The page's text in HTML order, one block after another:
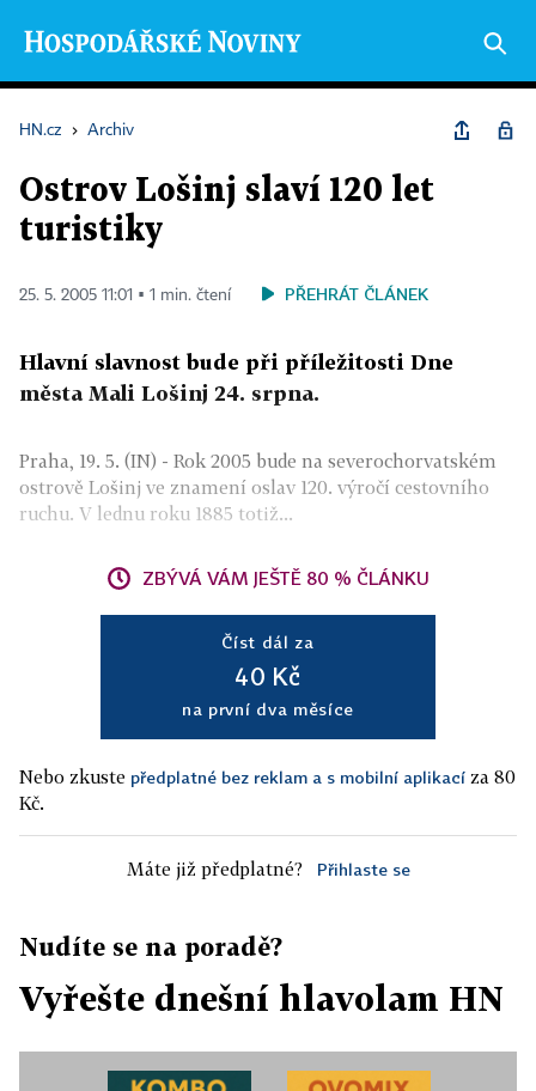
HN.cz › Archiv
Ostrov Lošinj slaví 120 let
turistiky
25. 5. 2005 11:01 ▪ 1 min. čtení PŘEHRÁT ČLÁNEK
Hlavní slavnost bude při příležitosti Dne
města Mali Lošinj 24. srpna.
Praha, 19. 5. (IN) - Rok 2005 bude na severochorvatském
ostrově Lošinj ve znamení oslav 120. výročí cestovního
ruchu. V lednu roku 1885 totiž...
ZBÝVÁ VÁM JEŠTĚ 80 % ČLÁNKU
Číst dál za
40 Kč
na první dva měsíce
Nebo zkuste předplatné bez reklam a s mobilní aplikací za 80
Kč.
Máte již předplatné? Přihlaste se
Nudíte se na poradě?
Vyřešte dnešní hlavolam HN